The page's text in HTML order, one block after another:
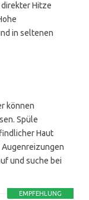
Hitze
in seltenen
können
Spüle
Haut
Augenreizungen
und suche bei
EMPFEHLUNG